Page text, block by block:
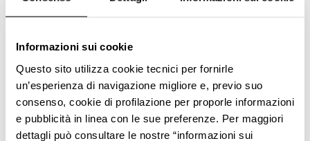
Informazioni sui cookie
Questo sito utilizza cookie tecnici per fornirle
un’esperienza di navigazione migliore e, previo suo
consenso, cookie di profilazione per proporle informazioni
e pubblicità in linea con le sue preferenze. Per maggiori
dettagli può consultare le nostre “informazioni sui